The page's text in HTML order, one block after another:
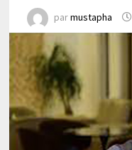
parmustapha